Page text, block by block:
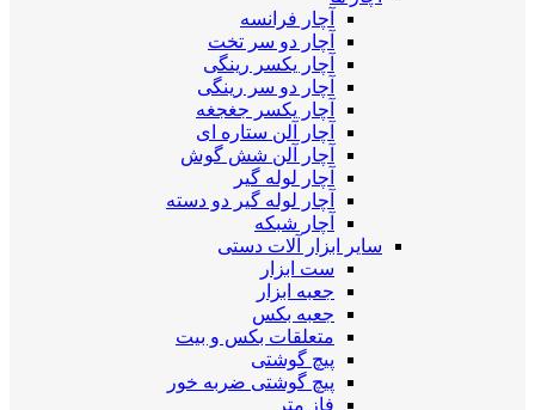
آچار فرانسه
آچار دو سر تخت
آچار یکسر رینگی
آچار دو سر رینگی
آچار یکسر جغجغه
آچار آلن ستاره ای
آچار آلن شش گوش
آچار لوله گیر
آچار لوله گیر دو دسته
آچار شبکه
سایر ابزار آلات دستی
ست ابزار
جعبه ابزار
جعبه بکس
متعلقات بکس و بیت
پیچ گوشتی
پیچ گوشتی ضربه خور
فاز متر